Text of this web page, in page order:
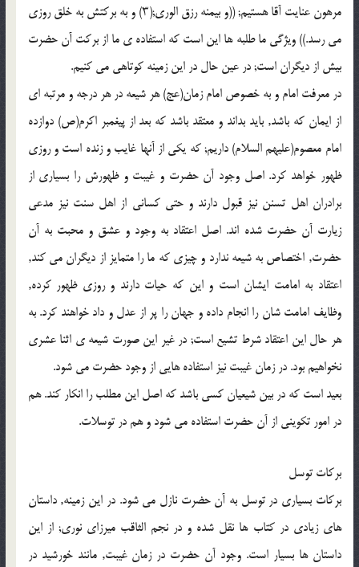
مرهون عنایت آقا هستیم; ((و بیمنه رزق الورى;(۳) و به برکتش به خلق روزى
مى رسد.)) ویژگى ما طلبه ها این است که استفاده ى ما از برکت آن حضرت
بیش از دیگران است; در عین حال در این زمینه کوتاهى مى کنیم.
در معرفت امام و به خصوص امام زمان(عج) هر شیعه در هر درجه و مرتبه اى
از ایمان که باشد, باید بداند و معتقد باشد که بعد از پیغمبر اکرم(ص) دوازده
امام معصوم(علیهم السلام) داریم; که یکى از آنها غایب و زنده است و روزى
ظهور خواهد کرد. اصل وجود آن حضرت و غیبت و ظهورش را بسیارى از
برادران اهل تسنن نیز قبول دارند و حتى کسانى از اهل سنت نیز مدعى
زیارت آن حضرت شده اند. اصل اعتقاد به وجود و عشق و محبت به آن
حضرت, اختصاص به شیعه ندارد و چیزى که ما را متمایز از دیگران مى کند,
اعتقاد به امامت ایشان است و این که حیات دارند و روزى ظهور کرده,
وظایف امامت شان را انجام داده و جهان را پر از عدل و داد خواهند کرد. به
هر حال این اعتقاد شرط تشیع است; در غیر این صورت شیعه ى اثنا عشرى
نخواهیم بود. در زمان غیبت نیز استفاده هایى از وجود حضرت مى شود.
بعید است که در بین شیعیان کسى باشد که اصل این مطلب را انکار کند. هم
در امور تکوینى از آن حضرت استفاده مى شود و هم در توسلات.
برکات توسل
برکات بسیارى در توسل به آن حضرت نازل مى شود. در این زمینه, داستان
هاى زیادى در کتاب ها نقل شده و در نجم الثاقب میرزاى نورى; از این
داستان ها بسیار است. وجود آن حضرت در زمان غیبت, مانند خورشید در